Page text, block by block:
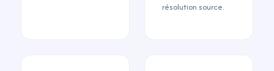
résolution source.